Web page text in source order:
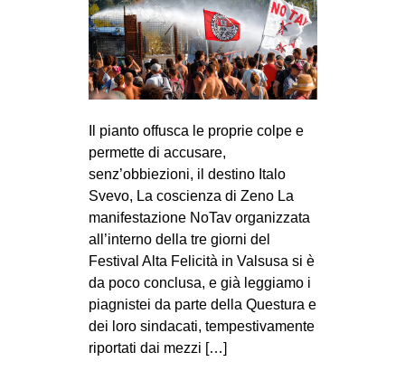
Il pianto offusca le proprie colpe e
permette di accusare,
senz’obbiezioni, il destino Italo
Svevo, La coscienza di Zeno La
manifestazione NoTav organizzata
all’interno della tre giorni del
Festival Alta Felicità in Valsusa si è
da poco conclusa, e già leggiamo i
piagnistei da parte della Questura e
dei loro sindacati, tempestivamente
riportati dai mezzi […]